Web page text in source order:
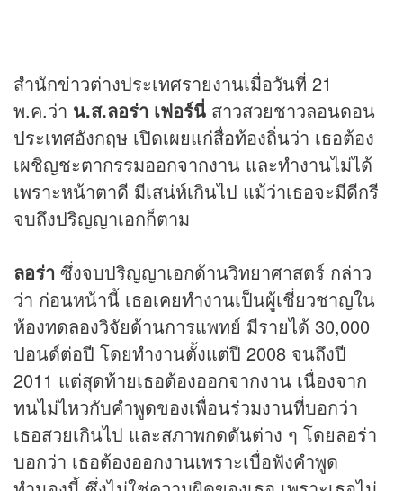
สำนักข่าวต่างประเทศรายงานเมื่อวันที่ 21
พ.ค.ว่า น.ส.ลอร่า เฟอร์นี่ สาวสวยชาวลอนดอน
ประเทศอังกฤษ เปิดเผยแก่สื่อท้องถิ่นว่า เธอต้อง
เผชิญชะตากรรมออกจากงาน และทำงานไม่ได้
เพราะหน้าตาดี มีเสน่ห์เกินไป แม้ว่าเธอจะมีดีกรี
จบถึงปริญญาเอกก็ตาม
ลอร่า ซึ่งจบปริญญาเอกด้านวิทยาศาสตร์ กล่าว
ว่า ก่อนหน้านี้ เธอเคยทำงานเป็นผู้เชี่ยวชาญใน
ห้องทดลองวิจัยด้านการแพทย์ มีรายได้ 30,000
ปอนด์ต่อปี โดยทำงานตั้งแต่ปี 2008 จนถึงปี
2011 แต่สุดท้ายเธอต้องออกจากงาน เนื่องจาก
ทนไม่ไหวกับคำพูดของเพื่อนร่วมงานที่บอกว่า
เธอสวยเกินไป และสภาพกดดันต่าง ๆ โดยลอร่า
บอกว่า เธอต้องออกงานเพราะเบื่อฟังคำพูด